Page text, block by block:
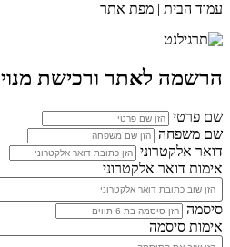
עמוד הבית | מפת אתר
הרשמה לאתר ורכישת מנוי
שם פרטי
שם משפחה
דואר אלקטרוני
אימות דואר אלקטרוני
סיסמה
אימות סיסמה